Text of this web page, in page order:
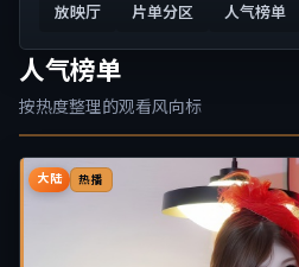
放映厅 片单分区 人气榜单
人气榜单
按热度整理的观看风向标
大陆 热播